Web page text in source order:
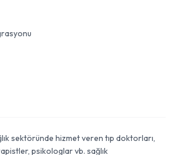
sektöründe hizmet veren tıp doktorları,
psikologlar vb. sağlık